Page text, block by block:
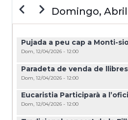
Domingo, Abril
PAGINACIÓN
AnteriorSiguiente
Pujada a peu cap a Monti-
Dom, 12/04/2026 - 12:00
Paradeta de venda de
Dom, 12/04/2026 - 12:00
Eucaristia Participarà a
Dom, 12/04/2026 - 12:00